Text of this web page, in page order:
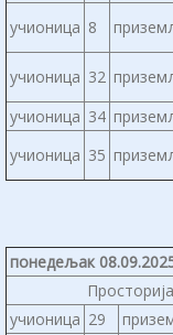
учионица 8
учионица 32
учионица 34
учионица 35
понедељак
Просторија
учионица 29